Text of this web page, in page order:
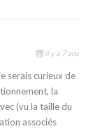
il y a 7 ans
serais curieux de
la
(vu la taille du
associés